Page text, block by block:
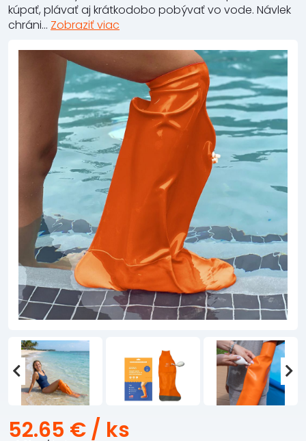
kúpať, plávať aj krátkodobo pobývať vo vode. Návlek
chráni... Zobraziť viac
52.65 € / ks